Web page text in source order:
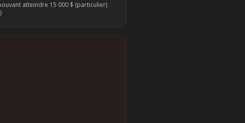
atteindre 15 000 $ (particulier)